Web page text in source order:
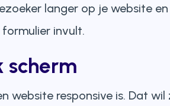
langer op je website
invult.
scherm
website responsive is. Dat